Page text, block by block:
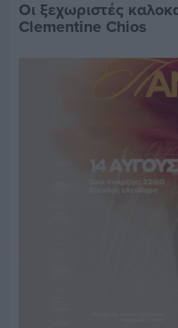
Οι ξεχωριστές
Clementine Chios